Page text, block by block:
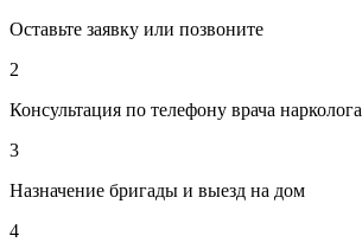
Оставьте заявку или позвоните
2
Консультация по телефону врача нарколога
3
Назначение бригады и выезд на дом
4